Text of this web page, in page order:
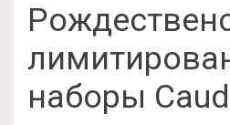
наборы